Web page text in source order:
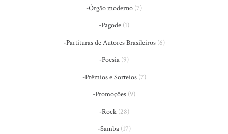
-Órgão moderno (7)
-Pagode (1)
-Partituras de Autores Brasileiros(6)
-Poesia (9)
-Prêmios e Sorteios(7)
-Promoções (9)
-Rock(28)
-Samba(17)